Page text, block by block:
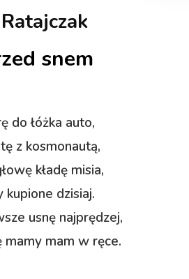
snem
do łóżka auto,
z kosmonautą,
kładę misia,
kupione dzisiaj.
usnę najprędzej,
mamy mam w ręce.